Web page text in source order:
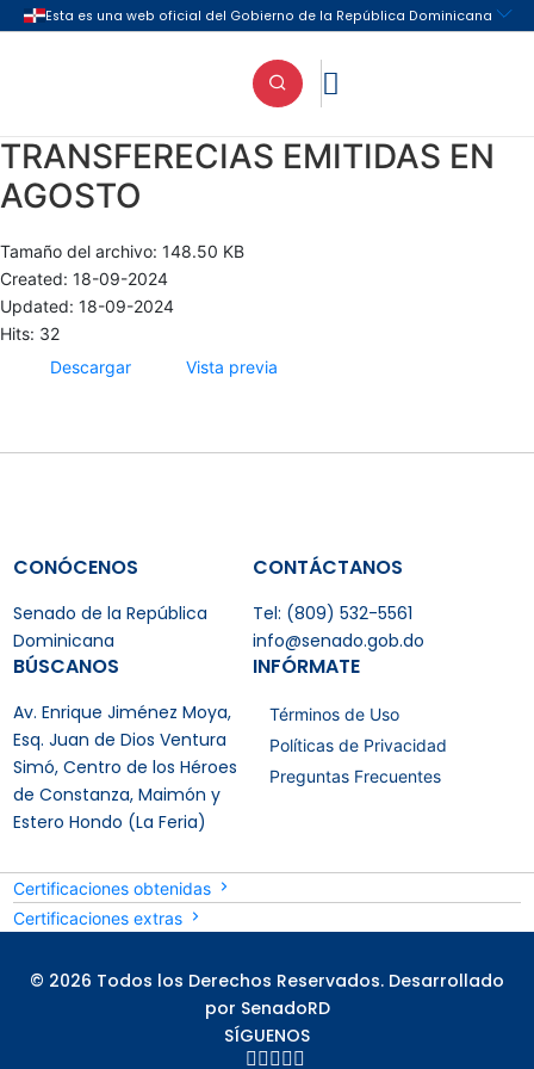

TRANSFERECIAS EMITIDAS EN
AGOSTO
Tamaño del archivo: 148.50 KB
Created: 18-09-2024
Updated: 18-09-2024
Hits: 32
Descargar
Vista previa
CONÓCENOS
Senado de la República
Dominicana
CONTÁCTANOS
Tel: (809) 532-5561
info@senado.gob.do
BÚSCANOS
Av. Enrique Jiménez Moya,
Esq. Juan de Dios Ventura
Simó, Centro de los Héroes
de Constanza, Maimón y
Estero Hondo (La Feria)
INFÓRMATE
Términos de Uso
Políticas de Privacidad
Preguntas Frecuentes
Certificaciones obtenidas
Certificaciones extras
© 2026 Todos los Derechos Reservados. Desarrollado
por SenadoRD
SÍGUENOS
    